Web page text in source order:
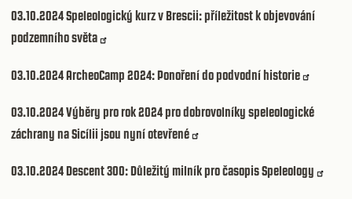
03.10.2024Speleologický kurz v Brescii: příležitost k objevování
podzemního světa
03.10.2024ArcheoCamp 2024: Ponoření do podvodní historie
03.10.2024Výběry pro rok 2024 pro dobrovolníky speleologické
záchrany na Sicílii jsou nyní otevřené
03.10.2024Descent 300: Důležitý milník pro časopis Speleology